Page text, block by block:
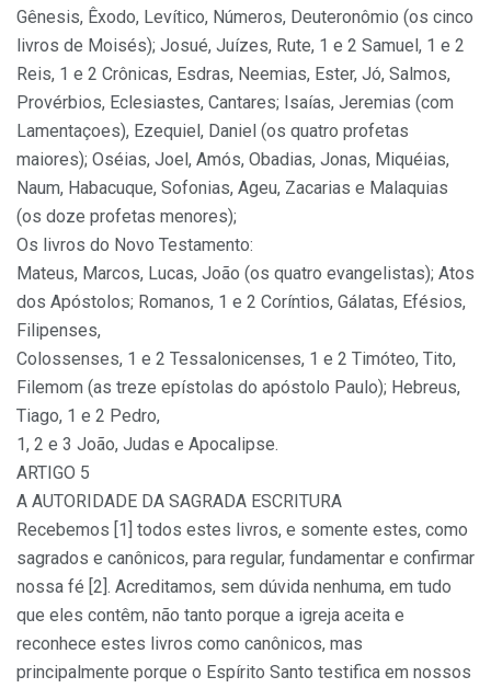
Gênesis, Êxodo, Levítico, Números, Deuteronômio (os cinco
livros de Moisés); Josué, Juízes, Rute, 1 e 2 Samuel, 1 e 2
Reis, 1 e 2 Crônicas, Esdras, Neemias, Ester, Jó, Salmos,
Provérbios, Eclesiastes, Cantares; Isaías, Jeremias (com
Lamentaçoes), Ezequiel, Daniel (os quatro profetas
maiores); Oséias, Joel, Amós, Obadias, Jonas, Miquéias,
Naum, Habacuque, Sofonias, Ageu, Zacarias e Malaquias
(os doze profetas menores);
Os livros do Novo Testamento:
Mateus, Marcos, Lucas, João (os quatro evangelistas); Atos
dos Apóstolos; Romanos, 1 e 2 Coríntios, Gálatas, Efésios,
Filipenses,
Colossenses, 1 e 2 Tessalonicenses, 1 e 2 Timóteo, Tito,
Filemom (as treze epístolas do apóstolo Paulo); Hebreus,
Tiago, 1 e 2 Pedro,
1, 2 e 3 João, Judas e Apocalipse.
ARTIGO 5
A AUTORIDADE DA SAGRADA ESCRITURA
Recebemos [1] todos estes livros, e somente estes, como
sagrados e canônicos, para regular, fundamentar e confirmar
nossa fé [2]. Acreditamos, sem dúvida nenhuma, em tudo
que eles contêm, não tanto porque a igreja aceita e
reconhece estes livros como canônicos, mas
principalmente porque o Espírito Santo testifica em nossos